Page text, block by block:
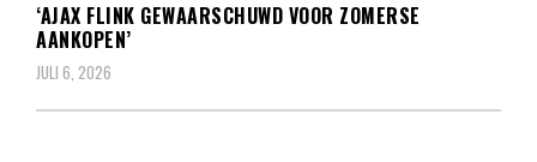
‘AJAX FLINK GEWAARSCHUWD VOOR ZOMERSE
AANKOPEN’
JULI 6, 2026